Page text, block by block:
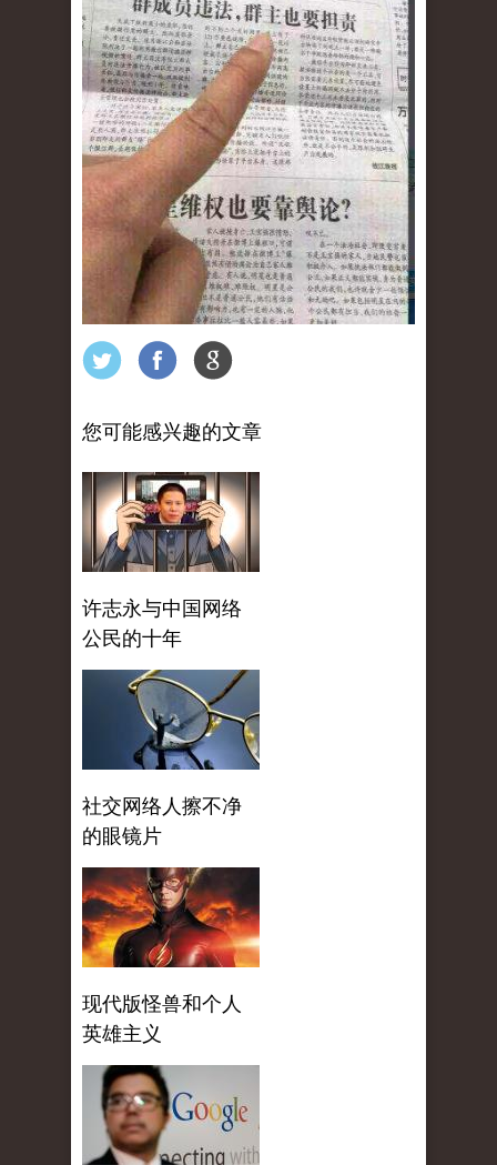
您可能感兴趣的文章
许志永与中国网络
公民的十年
社交网络人擦不净
的眼镜片
现代版怪兽和个人
英雄主义